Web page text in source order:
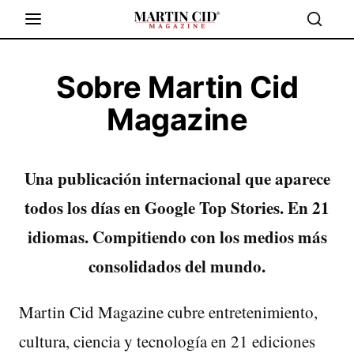
Sobre Martin Cid
Magazine
Una publicación internacional que aparece
todos los días en Google Top Stories. En 21
idiomas. Compitiendo con los medios más
consolidados del mundo.
Martin Cid Magazine cubre entretenimiento,
cultura, ciencia y tecnología en 21 ediciones